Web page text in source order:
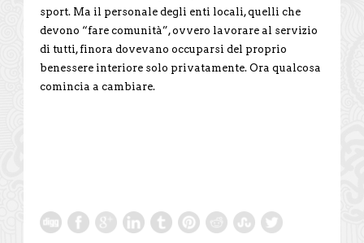
sport. Ma il personale degli enti locali, quelli che
devono “fare comunità”, ovvero lavorare al servizio
di tutti, finora dovevano occuparsi del proprio
benessere interiore solo privatamente. Ora qualcosa
comincia a cambiare.